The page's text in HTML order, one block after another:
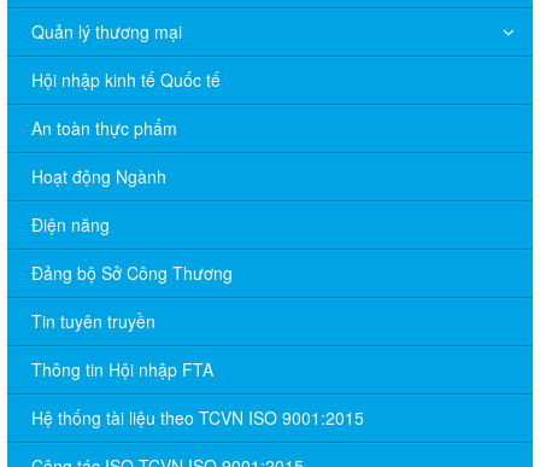
Quản lý thương mại
Hội nhập kinh tế Quốc tế
An toàn thực phẩm
Hoạt động Ngành
Điện năng
Đảng bộ Sở Công Thương
Tin tuyên truyền
Thông tin Hội nhập FTA
Hệ thống tài liệu theo TCVN ISO 9001:2015